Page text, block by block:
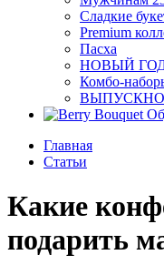
Сладкие
Premium
Пасха
НОВЫЙ
Комбо-
ВЫПУСКНОЙ
Главная
Статьи
Какие
подарить